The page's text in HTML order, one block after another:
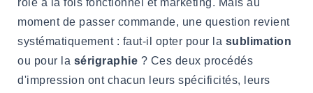
rôle à la fois fonctionnel et marketing. Mais au
moment de passer commande, une question revient
systématiquement : faut-il opter pour la sublimation
ou pour la sérigraphie ? Ces deux procédés
d'impression ont chacun leurs spécificités, leurs